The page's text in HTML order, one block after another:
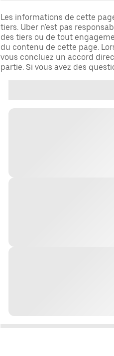
Les informations de cette
tiers. Uber n'est pas
des tiers ou de tout
du contenu de cette page.
vous concluez un accord
partie. Si vous avez des